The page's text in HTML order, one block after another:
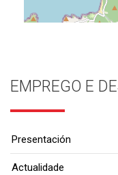
EMPREGO E
Presentación
Actualidade